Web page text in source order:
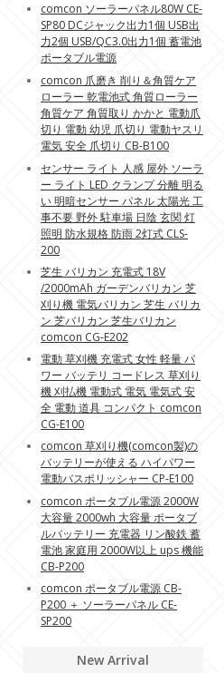
comcon ソーラーパネル80W CE-
SP80 DCジャック出力1個 USB出
力2個 USB/QC3.0出力1個 蓄電池
ポータブル電源
comcon 爪磨き 削り＆角質ケア
ローラー 乾電池式 角質ローラー
角質ケア 角質取り かかと 電動爪
切り 電動 幼児 爪切り 電動ヤスリ
電気 安全 爪切り CB-B100
センサー ライト 人感 屋外 ソーラ
ー ライト LED クランプ 分離 明る
い 明暗センサー パネル 太陽光 工
事不要 野外 駐車場 日陰 玄関 灯
照明 防水規格 防雨 2灯式 CLS-
200
芝生 バリカン 充電式 18V
/2000mAh ガーデンバリカン 芝
刈り機 電気バリカン 芝生 バリカ
ン 芝バリカン 芝生バリカン
comcon CG-E202
電動 草刈機 充電式 女性 軽量 パ
ワー バッテリ コードレス 草刈り
機 刈払機 電動式 電気 電気式 安
全 電動 道具 コンパクト comcon
CG-E100
comcon 草刈り機(comcon製)の
バッテリーが使える ハイパワー
電動バスポリッシャー CP-E100
comcon ポータブル電源 2000W
大容量 2000wh 大容量 ポータブ
ルバッテリー 充電器 リン酸鉄 蓄
電池 家庭用 2000W以上 ups 機能
CB-P200
comcon ポータブル電源 CB-
P200 ＋ ソーラーパネル CE-
SP200
New Arrival